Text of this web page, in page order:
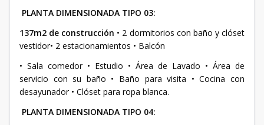
PLANTA DIMENSIONADA TIPO 03:
137m2 de construcción • 2 dormitorios con baño y clóset
vestidor• 2 estacionamientos • Balcón
• Sala comedor • Estudio • Área de Lavado • Área de
servicio con su baño • Baño para visita • Cocina con
desayunador • Clóset para ropa blanca.
PLANTA DIMENSIONADA TIPO 04: